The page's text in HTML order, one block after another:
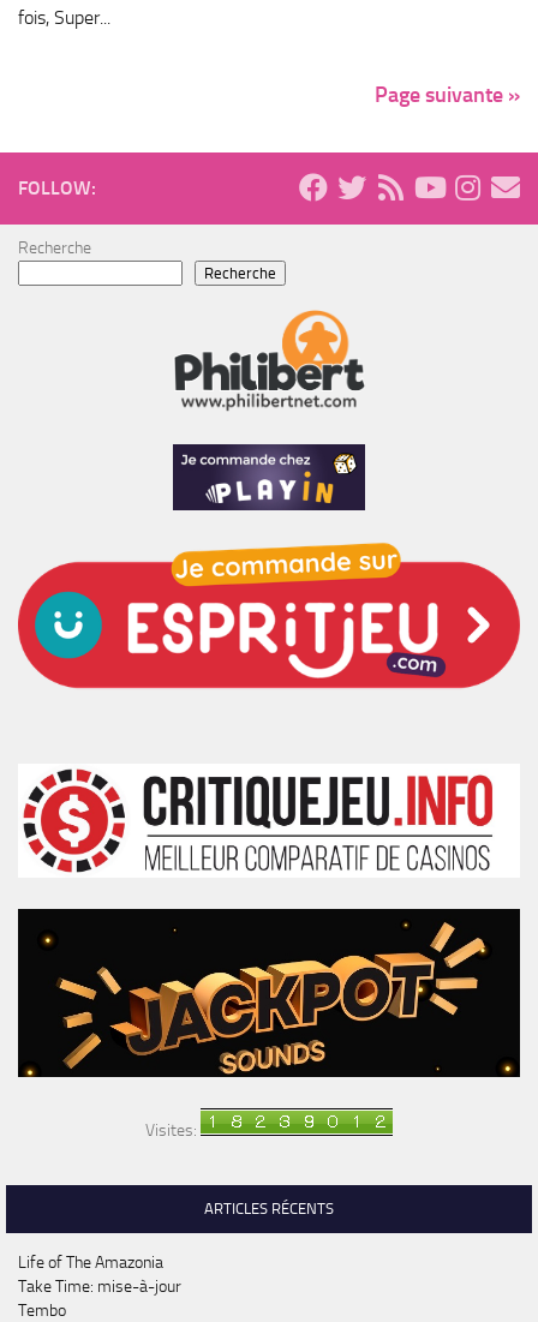
fois, Super...
Page suivante »
FOLLOW:
Recherche
Recherche
Visites:
ARTICLES RÉCENTS
Life of The Amazonia
Take Time: mise-à-jour
Tembo